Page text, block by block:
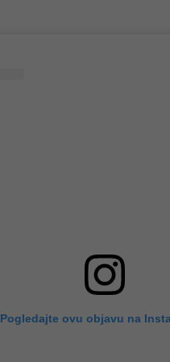
Pogledajte ovu objavu na